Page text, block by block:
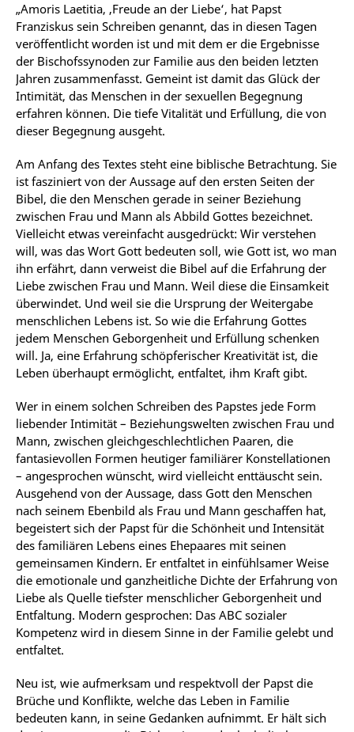
„Amoris Laetitia, ‚Freude an der Liebe‘, hat Papst
Franziskus sein Schreiben genannt, das in diesen Tagen
veröffentlicht worden ist und mit dem er die Ergebnisse
der Bischofssynoden zur Familie aus den beiden letzten
Jahren zusammenfasst. Gemeint ist damit das Glück der
Intimität, das Menschen in der sexuellen Begegnung
erfahren können. Die tiefe Vitalität und Erfüllung, die von
dieser Begegnung ausgeht.
Am Anfang des Textes steht eine biblische Betrachtung. Sie
ist fasziniert von der Aussage auf den ersten Seiten der
Bibel, die den Menschen gerade in seiner Beziehung
zwischen Frau und Mann als Abbild Gottes bezeichnet.
Vielleicht etwas vereinfacht ausgedrückt: Wir verstehen
will, was das Wort Gott bedeuten soll, wie Gott ist, wo man
ihn erfährt, dann verweist die Bibel auf die Erfahrung der
Liebe zwischen Frau und Mann. Weil diese die Einsamkeit
überwindet. Und weil sie die Ursprung der Weitergabe
menschlichen Lebens ist. So wie die Erfahrung Gottes
jedem Menschen Geborgenheit und Erfüllung schenken
will. Ja, eine Erfahrung schöpferischer Kreativität ist, die
Leben überhaupt ermöglicht, entfaltet, ihm Kraft gibt.
Wer in einem solchen Schreiben des Papstes jede Form
liebender Intimität – Beziehungswelten zwischen Frau und
Mann, zwischen gleichgeschlechtlichen Paaren, die
fantasievollen Formen heutiger familiärer Konstellationen
– angesprochen wünscht, wird vielleicht enttäuscht sein.
Ausgehend von der Aussage, dass Gott den Menschen
nach seinem Ebenbild als Frau und Mann geschaffen hat,
begeistert sich der Papst für die Schönheit und Intensität
des familiären Lebens eines Ehepaares mit seinen
gemeinsamen Kindern. Er entfaltet in einfühlsamer Weise
die emotionale und ganzheitliche Dichte der Erfahrung von
Liebe als Quelle tiefster menschlicher Geborgenheit und
Entfaltung. Modern gesprochen: Das ABC sozialer
Kompetenz wird in diesem Sinne in der Familie gelebt und
entfaltet.
Neu ist, wie aufmerksam und respektvoll der Papst die
Brüche und Konflikte, welche das Leben in Familie
bedeuten kann, in seine Gedanken aufnimmt. Er hält sich